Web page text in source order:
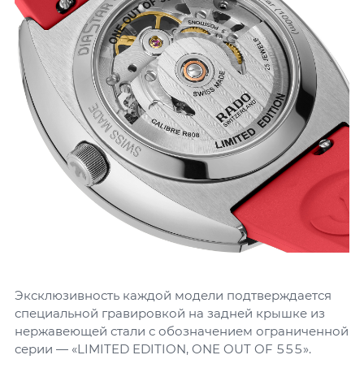
Эксклюзивность каждой модели подтверждается
специальной гравировкой на задней крышке из
нержавеющей стали с обозначением ограниченной
серии — «LIMITED EDITION, ONE OUT OF 555».